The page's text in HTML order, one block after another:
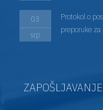
03
srp
Protokol o
preporuke za
ZAPOŠLJAVANJE